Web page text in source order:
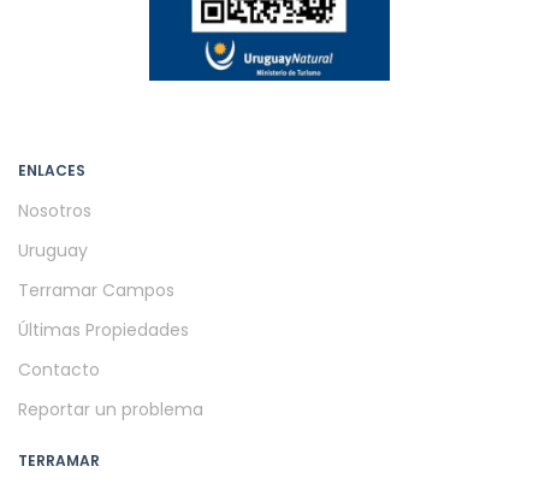
ENLACES
Nosotros
Uruguay
Terramar Campos
Últimas Propiedades
Contacto
Reportar un problema
TERRAMAR